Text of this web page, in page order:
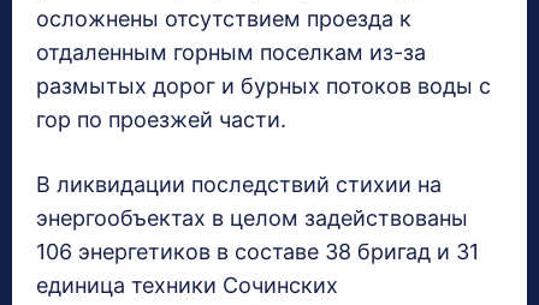
осложнены отсутствием проезда к
отдаленным горным поселкам из-за
размытых дорог и бурных потоков воды с
гор по проезжей части.
В ликвидации последствий стихии на
энергообъектах в целом задействованы
106 энергетиков в составе 38 бригад и 31
единица техники Сочинских